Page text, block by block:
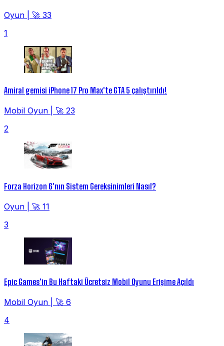
Oyun
🚀 33
1
Amiral gemisi iPhone 17 Pro Max'te GTA 5 çalıştırıldı!
Mobil Oyun
🚀 23
2
Forza Horizon 6'nın Sistem Gereksinimleri Nasıl?
Oyun
🚀 11
3
Epic Games'in Bu Haftaki Ücretsiz Mobil Oyunu Erişime Açıldı
Mobil Oyun
🚀 6
4